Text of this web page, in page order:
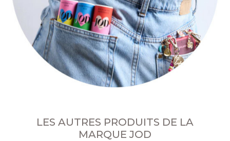
LES AUTRES PRODUITS DE LA
MARQUE JOD